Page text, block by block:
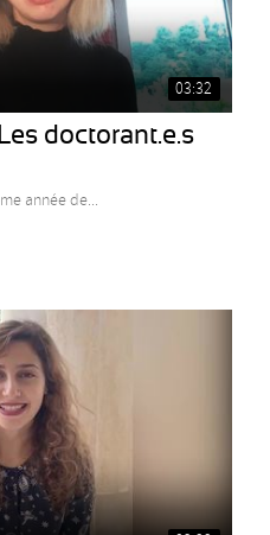
03:32
doctorant.e.s
année de...